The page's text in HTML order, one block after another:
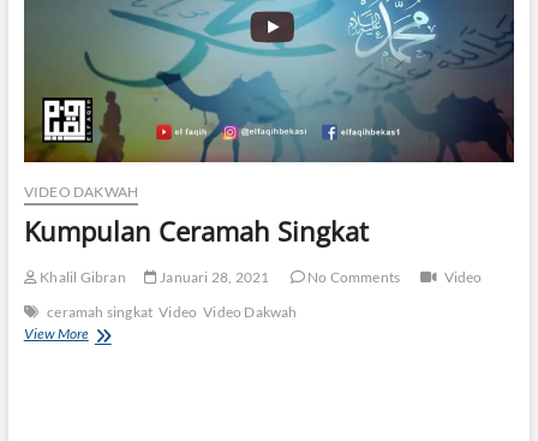
VIDEO DAKWAH
Kumpulan Ceramah Singkat
Khalil Gibran Januari 28, 2021 No Comments
Video
ceramah singkat Video Video Dakwah
View MoreKumpulan